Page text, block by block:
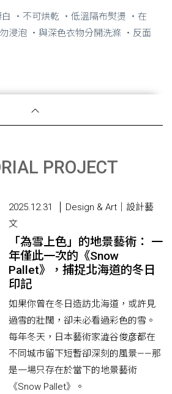
白 ・不可烘乾 ・低溫隔布熨燙 ・在
浸泡 ・與深色衣物分開洗滌 ・反面
PROJECT
2025.12.31
Design & Art｜設計藝
文
「為雪上色」的地景藝術： 一
年僅此一次的《Snow
Pallet》，捕捉北海道的冬日
印記
如果你曾在冬日造訪北海道，或許見
過雪的壯闊，卻未必看過彩色的雪。
每年冬天，日本藝術家澁谷俊彦都在
不同城市留下短暫卻深刻的風景——那
是一場只存在於當下的地景藝術
《Snow Pallet》。